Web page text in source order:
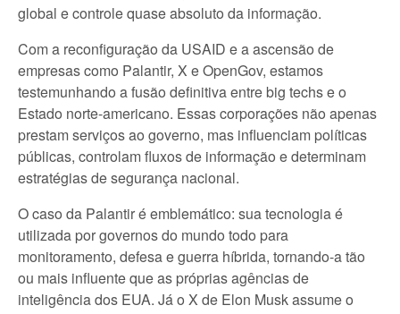
global e controle quase absoluto da informação.
Com a reconfiguração da USAID e a ascensão de
empresas como Palantir, X e OpenGov, estamos
testemunhando a fusão definitiva entre big techs e o
Estado norte-americano. Essas corporações não apenas
prestam serviços ao governo, mas influenciam políticas
públicas, controlam fluxos de informação e determinam
estratégias de segurança nacional.
O caso da Palantir é emblemático: sua tecnologia é
utilizada por governos do mundo todo para
monitoramento, defesa e guerra híbrida, tornando-a tão
ou mais influente que as próprias agências de
inteligência dos EUA. Já o X de Elon Musk assume o